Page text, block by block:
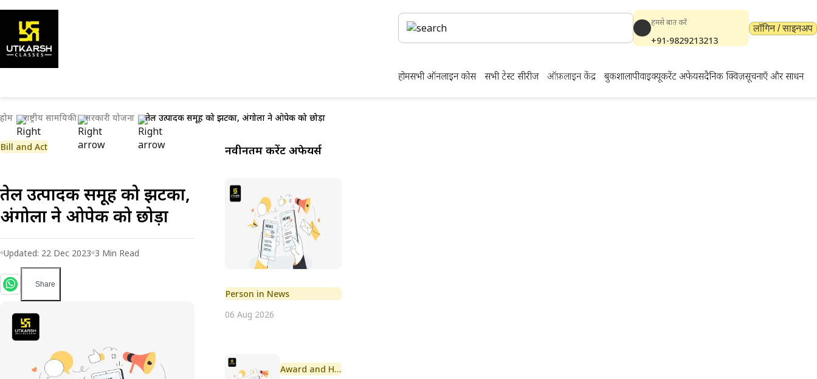
हमसे बात करें
+91-9829213213
लॉगिन / साइनअप
होमसभी ऑनलाइन कोर्स सभी टेस्ट सीरीज ऑफ़लाइन केंद्र बुकशालापीवाईक्यूकरेंट अफेयर्सदैनिक क्विज़सूचनाएँ और साधन
होम राष्ट्रीय सामयिकी सरकारी योजना तेल उत्पादक समूह को झटका, अंगोला ने ओपेक को छोड़ा
Bill and Act
तेल उत्पादक समूह को झटका,
अंगोला ने ओपेक को छोड़ा
Updated: 22 Dec 2023 3 Min Read
Share
नवीनतम करेंट अफेयर्स
Person in News
06 Aug 2026
Award and Honour